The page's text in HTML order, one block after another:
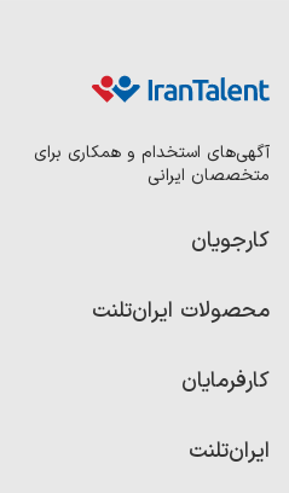
آگهی‌های استخدام و همکاری برای
متخصصان ایرانی
کارجویان
رزومه ساز
امتیاز شرکت‌ها
محصولات ایران‌تلنت
کاردیکس
کارفرمایان
ایران‌تلنت